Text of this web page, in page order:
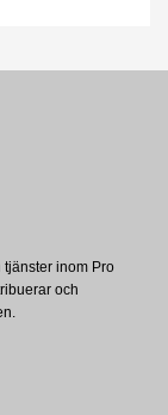
tjänster inom Pro
och